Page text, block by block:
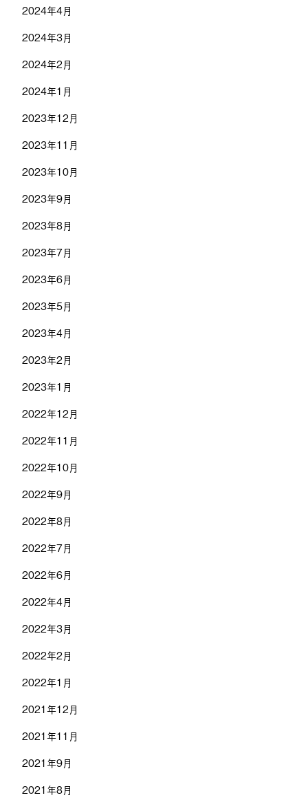
2024年4月
2024年3月
2024年2月
2024年1月
2023年12月
2023年11月
2023年10月
2023年9月
2023年8月
2023年7月
2023年6月
2023年5月
2023年4月
2023年2月
2023年1月
2022年12月
2022年11月
2022年10月
2022年9月
2022年8月
2022年7月
2022年6月
2022年4月
2022年3月
2022年2月
2022年1月
2021年12月
2021年11月
2021年9月
2021年8月